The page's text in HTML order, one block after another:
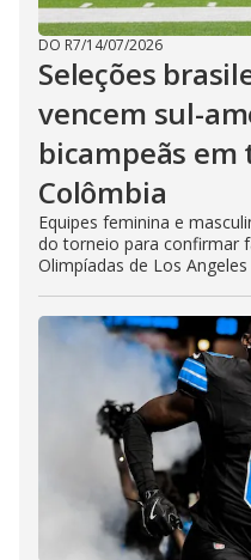
DO R7/14/07/2026
Seleções
vencem sul-
bicampeãs em
Colômbia
Equipes feminina e
do torneio para confirmar
Olimpíadas de Los Angeles